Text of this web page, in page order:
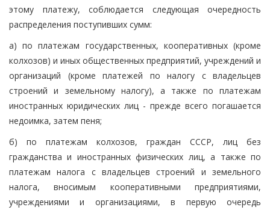
этому платежу, соблюдается следующая очередность
распределения поступивших сумм:
а) по платежам государственных, кооперативных (кроме
колхозов) и иных общественных предприятий, учреждений и
организаций (кроме платежей по налогу с владельцев
строений и земельному налогу), а также по платежам
иностранных юридических лиц - прежде всего погашается
недоимка, затем пеня;
б) по платежам колхозов, граждан СССР, лиц без
гражданства и иностранных физических лиц, а также по
платежам налога с владельцев строений и земельного
налога, вносимым кооперативными предприятиями,
учреждениями и организациями, в первую очередь